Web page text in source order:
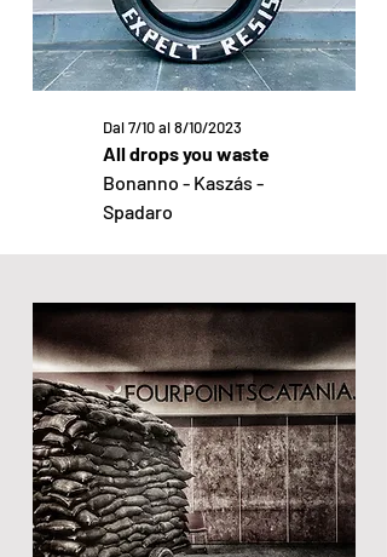
Dal 7/10 al 8/10/2023
All drops you waste
Bonanno - Kaszás -
Spadaro